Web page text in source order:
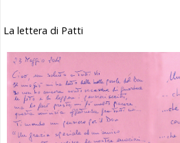
La lettera di Patti